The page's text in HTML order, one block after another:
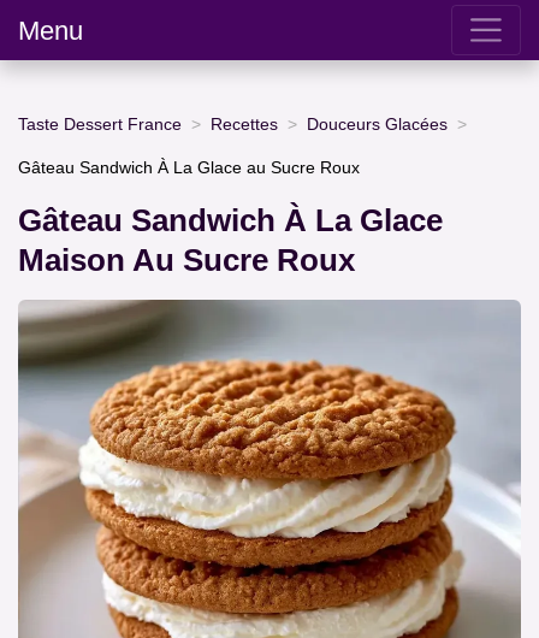
Menu
Taste Dessert France Recettes Douceurs Glacées
Gâteau Sandwich À La Glace au Sucre Roux
Gâteau Sandwich À La Glace
Maison Au Sucre Roux